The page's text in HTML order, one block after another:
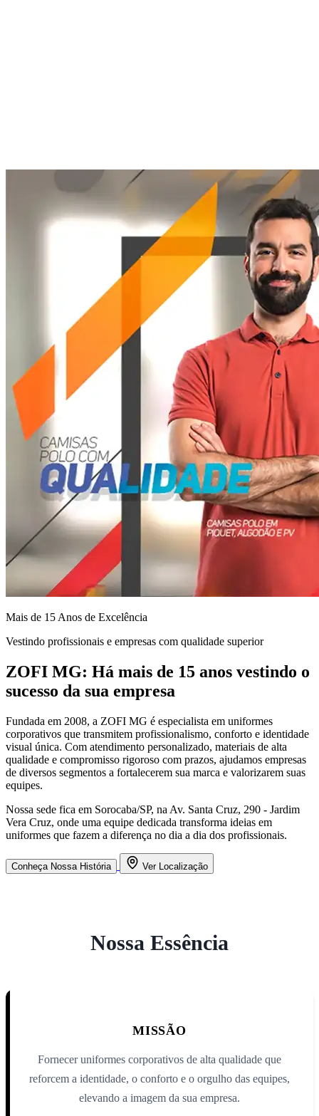
Mais de 15 Anos de Excelência
Vestindo profissionais e empresas com qualidade superior
ZOFI MG: Há mais de 15 anos vestindo o
sucesso da sua empresa
Fundada em 2008, a ZOFI MG é especialista em uniformes
corporativos que transmitem profissionalismo, conforto e identidade
visual única. Com atendimento personalizado, materiais de alta
qualidade e compromisso rigoroso com prazos, ajudamos empresas
de diversos segmentos a fortalecerem sua marca e valorizarem suas
equipes.
Nossa sede fica em Sorocaba/SP, na Av. Santa Cruz, 290 - Jardim
Vera Cruz, onde uma equipe dedicada transforma ideias em
uniformes que fazem a diferença no dia a dia dos profissionais.
Conheça Nossa História Ver Localização
Nossa Essência
MISSÃO
Fornecer uniformes corporativos de alta qualidade que
reforcem a identidade, o conforto e o orgulho das equipes,
elevando a imagem da sua empresa.